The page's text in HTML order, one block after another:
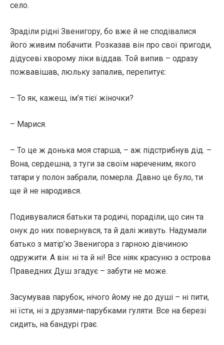
село.
Зраділи рідні Звенигору, бо вже й не сподівалися
його живим побачити. Розказав він про свої пригоди,
дідусеві хворому ліки віддав. Той випив – одразу
пожвавішав, люльку запалив, перепитує:
– То як, кажеш, ім’я тієї жіночки?
– Марися.
– То це ж донька моя старша, – аж підстрибнув дід. –
Вона, сердешна, з туги за своїм нареченим, якого
татари у полон забрали, померла. Давно це було, ти
ще й не народився.
Подивувалися батьки та родичі, пораділи, що син та
онук до них повернувся, та й далі живуть. Надумали
батько з матір’ю Звенигора з гарною дівчиною
одружити. А він: ні та й ні! Все ніяк красуню з острова
Праведних Душ згадує – забути не може.
Засумував парубок, нічого йому не до душі – ні пити,
ні їсти, ні з друзями-парубками гуляти. Все на березі
сидить, на бандурі грає.